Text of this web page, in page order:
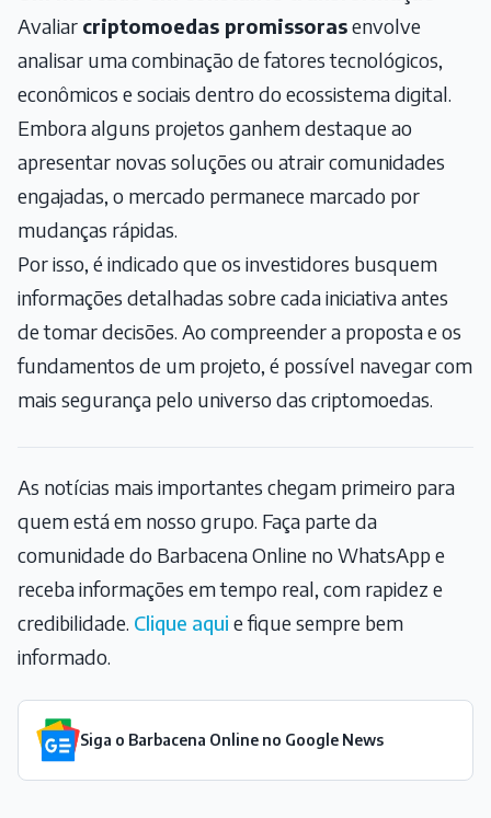
Avaliar criptomoedas promissorasenvolve
analisar uma combinação de fatores tecnológicos,
econômicos e sociais dentro do ecossistema digital.
Embora alguns projetos ganhem destaque ao
apresentar novas soluções ou atrair comunidades
engajadas, o mercado permanece marcado por
mudanças rápidas.
Por isso, é indicado que os investidores busquem
informações detalhadas sobre cada iniciativa antes
de tomar decisões. Ao compreender a proposta e os
fundamentos de um projeto, é possível navegar com
mais segurança pelo universo das criptomoedas.
As notícias mais importantes chegam primeiro para
quem está em nosso grupo. Faça parte da
comunidade do Barbacena Online no WhatsApp e
receba informações em tempo real, com rapidez e
credibilidade. Clique aqui e fique sempre bem
informado.
Siga o Barbacena Online no Google News